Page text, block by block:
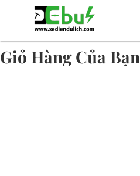
Giỏ Hàng Của Bạn